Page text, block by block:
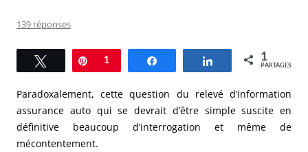
139 réponses
Tweetez Épingle
1 Partagez 1
PARTAGES
Paradoxalement, cette question du relevé d’information
assurance auto qui se devrait d’être simple suscite en
définitive beaucoup d’interrogation et même de
mécontentement.